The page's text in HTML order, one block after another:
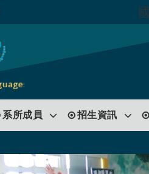
系所成員 招生資訊